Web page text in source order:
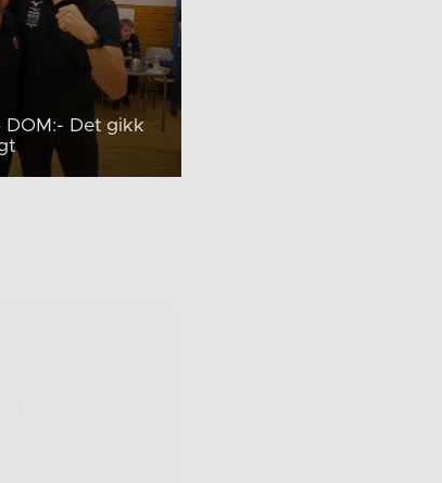
DOM:- Det gikk